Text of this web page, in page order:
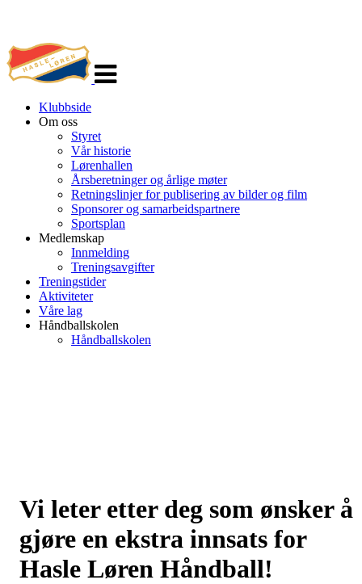
navigasjon
Klubbside
Om oss
Styret
Vår historie
Lørenhallen
Årsberetninger og årlige møter
Retningslinjer for publisering av bilder og film
Sponsorer og samarbeidspartnere
Sportsplan
Medlemskap
Innmelding
Treningsavgifter
Treningstider
Aktiviteter
Våre lag
Håndballskolen
Håndballskolen
Vi leter etter deg som ønsker å
gjøre en ekstra innsats for
Hasle Løren Håndball!